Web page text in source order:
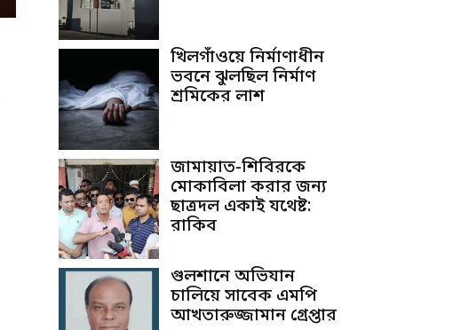
খিলগাঁওয়ে নির্মাণাধীন
ভবনে ঝুলছিল নির্মাণ
শ্রমিকের লাশ
জামায়াত-শিবিরকে
মোকাবিলা করার জন্য
ছাত্রদল একাই যথেষ্ট:
রাকিব
গুলশানে অভিযান
চালিয়ে সাবেক এমপি
আখতারুজ্জামান গ্রেপ্তার